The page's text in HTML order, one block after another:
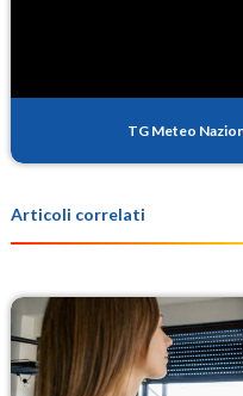
TG Meteo
Articoli correlati